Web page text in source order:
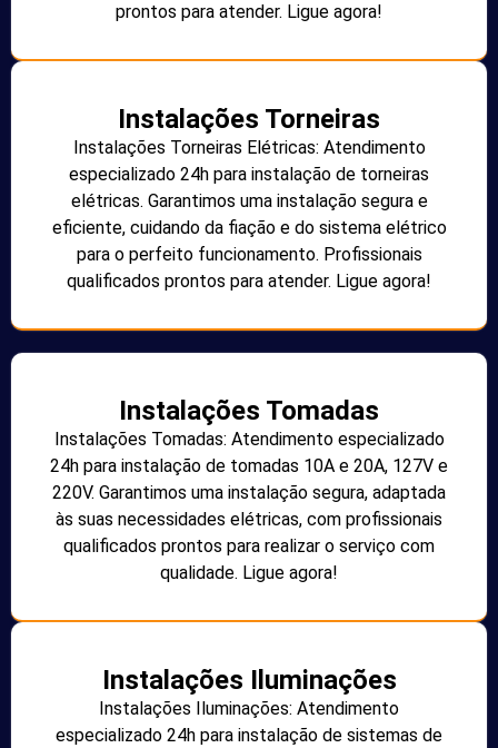
prontos para atender. Ligue agora!
Instalações Torneiras
Instalações Torneiras Elétricas: Atendimento
especializado 24h para instalação de torneiras
elétricas. Garantimos uma instalação segura e
eficiente, cuidando da fiação e do sistema elétrico
para o perfeito funcionamento. Profissionais
qualificados prontos para atender. Ligue agora!
Instalações Tomadas
Instalações Tomadas: Atendimento especializado
24h para instalação de tomadas 10A e 20A, 127V e
220V. Garantimos uma instalação segura, adaptada
às suas necessidades elétricas, com profissionais
qualificados prontos para realizar o serviço com
qualidade. Ligue agora!
Instalações Iluminações
Instalações Iluminações: Atendimento
especializado 24h para instalação de sistemas de